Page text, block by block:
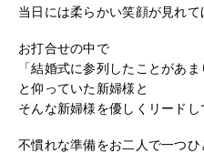
当日には柔らかい笑顔が見れ
お打合せの中で
「結婚式に参列したことがあ
と仰っていた新婦様と
そんな新婦様を優しくリード
不慣れな準備をお二人で一つ